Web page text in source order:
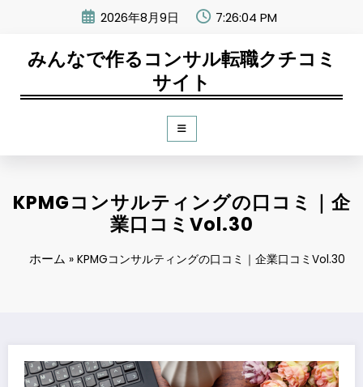
2026年8月9日 7:26:05 PM
みんなで作るコンサル転職クチコミ
サイト
KPMGコンサルティングの口コミ｜企
業口コミVol.30
ホーム » KPMGコンサルティングの口コミ｜企業口コミVol.30